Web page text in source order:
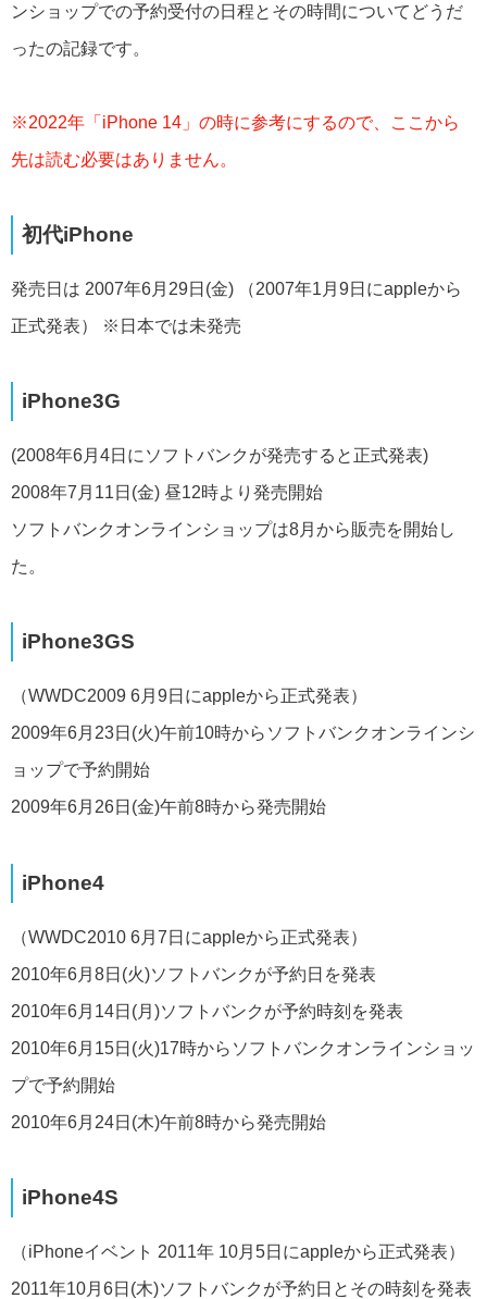
ンショップでの予約受付の日程とその時間についてどうだ
ったの記録です。
※2022年「iPhone 14」の時に参考にするので、ここから
先は読む必要はありません。
初代iPhone
発売日は 2007年6月29日(金) （2007年1月9日にappleから
正式発表） ※日本では未発売
iPhone3G
(2008年6月4日にソフトバンクが発売すると正式発表)
2008年7月11日(金) 昼12時より発売開始
ソフトバンクオンラインショップは8月から販売を開始し
た。
iPhone3GS
（WWDC2009 6月9日にappleから正式発表）
2009年6月23日(火)午前10時からソフトバンクオンラインシ
ョップで予約開始
2009年6月26日(金)午前8時から発売開始
iPhone4
（WWDC2010 6月7日にappleから正式発表）
2010年6月8日(火)ソフトバンクが予約日を発表
2010年6月14日(月)ソフトバンクが予約時刻を発表
2010年6月15日(火)17時からソフトバンクオンラインショッ
プで予約開始
2010年6月24日(木)午前8時から発売開始
iPhone4S
（iPhoneイベント 2011年 10月5日にappleから正式発表）
2011年10月6日(木)ソフトバンクが予約日とその時刻を発表